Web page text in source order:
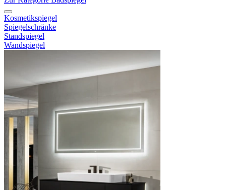
Kosmetikspiegel
Spiegelschränke
Standspiegel
Wandspiegel